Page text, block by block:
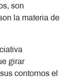
son
la materia de
girar
contornos el